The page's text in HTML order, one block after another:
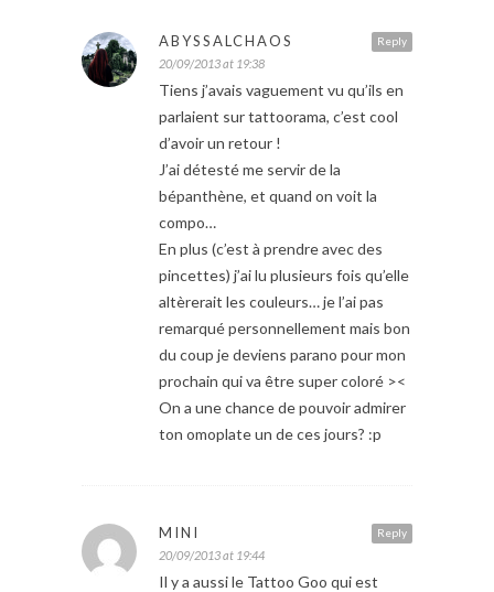
Reply
ABYSSALCHAOS
20/09/2013 at 19:38
Tiens j’avais vaguement vu qu’ils en
parlaient sur tattoorama, c’est cool
d’avoir un retour !
J’ai détesté me servir de la
bépanthène, et quand on voit la
compo…
En plus (c’est à prendre avec des
pincettes) j’ai lu plusieurs fois qu’elle
altèrerait les couleurs… je l’ai pas
remarqué personnellement mais bon
du coup je deviens parano pour mon
prochain qui va être super coloré ><
On a une chance de pouvoir admirer
ton omoplate un de ces jours? :p
Reply
MINI
20/09/2013 at 19:44
Il y a aussi le Tattoo Goo qui est